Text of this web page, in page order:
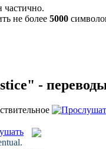
частично.
не более 5000
-